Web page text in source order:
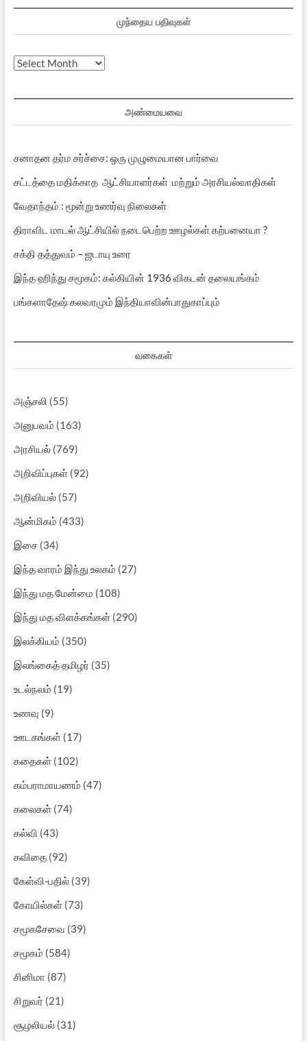
முந்தைய பதிவுகள்
முந்தைய
அண்மையவை
சனாதன தர்ம சர்ச்சை: ஒரு முழுமையான பார்வை
சட்டத்தை மதிக்காத ஆட்சியாளர்கள் மற்றும் அரசியல்வாதிகள்
வேதாந்தம் : மூன்று உணர்வு நிலைகள்
திராவிட மாடல் ஆட்சியில் நடைபெற்ற ஊழல்கள் கற்பனையா ?
சக்தி தத்துவம் – ஜடாயு உரை
இந்த ஹிந்து சமூகம்: கல்கியின் 1936 விகடன் தலையங்கம்
பங்களாதேஷ் கலவரமும் இந்தியாவின்பாதுகாப்பும்
வகைகள்
அஞ்சலி (55)
அனுபவம் (163)
அரசியல்(769)
அறிவிப்புகள்(92)
அறிவியல்(57)
ஆன்மிகம் (433)
இசை(34)
இந்த வாரம் இந்து உலகம் (27)
இந்து மத மேன்மை (108)
இந்து மத விளக்கங்கள்(290)
இலக்கியம் (350)
இலங்கைத் தமிழர் (35)
உடல்நலம் (19)
உணவு (9)
ஊடகங்கள்(17)
கதைகள்(102)
கம்பராமாயணம் (47)
கலைகள்(74)
கல்வி (43)
கவிதை(92)
கேள்வி-பதில்(39)
கோயில்கள்(73)
சமூகசேவை (39)
சமூகம் (584)
சினிமா (87)
சிறுவர் (21)
சூழலியல்(31)